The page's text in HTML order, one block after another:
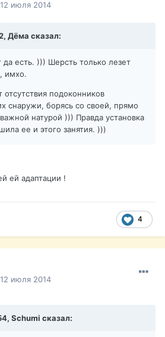
12 июля 2014
Дёма сказал:
да есть. ))) Шерсть только лезет
имхо.
подоконников
снаружи, борясь со своей, прямо
натурой ))) Правда установка
ее и этого занятия. )))
ей адаптации !
4
12 июля 2014
Schumi сказал: